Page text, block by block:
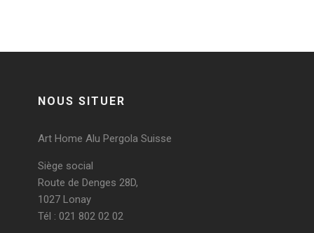
NOUS SITUER
Art Home Alu Pergola Suisse
Siège social
Route de Denges 28D,
1027 Lonay
Tél : 021 802 02 02